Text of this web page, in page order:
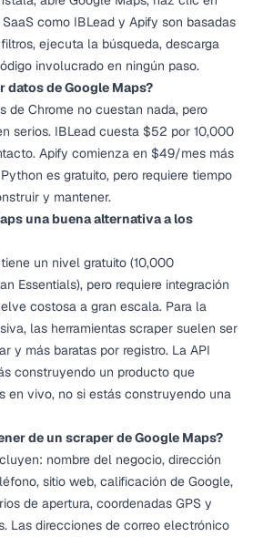
como IBLead y Apify son basadas
ejecuta la búsqueda, descarga
involucrado en ningún paso.
datos de Google Maps?
de Chrome no cuestan nada, pero
serios. IBLead cuesta $52 por 10,000
Apify comienza en $49/mes más
es gratuito, pero requiere tiempo
y mantener.
una buena alternativa a los
un nivel gratuito (10,000
Essentials), pero requiere integración
costosa a gran escala. Para la
las herramientas scraper suelen ser
y más baratas por registro. La API
construyendo un producto que
en vivo, no si estás construyendo una
de un scraper de Google Maps?
nombre del negocio, dirección
sitio web, calificación de Google,
de apertura, coordenadas GPS y
Las direcciones de correo electrónico